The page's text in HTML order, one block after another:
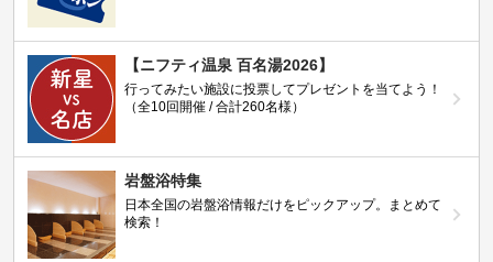
【ニフティ温泉 百名湯2026】
行ってみたい施設に投票してプレゼントを当てよう！
（全10回開催 / 合計260名様）
岩盤浴特集
日本全国の岩盤浴情報だけをピックアップ。まとめて
検索！